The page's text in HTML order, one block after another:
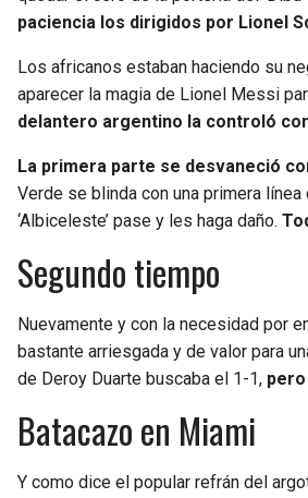
paciencia los dirigidos por Lionel
Los africanos estaban haciendo su
aparecer la magia de Lionel Messi
delantero argentino la controló
La primera parte se desvaneció
Verde se blinda con una primera
‘Albiceleste’ pase y les haga daño.
Segundo tiempo
Nuevamente y con la necesidad por
bastante arriesgada y de valor para
de Deroy Duarte buscaba el 1-1, pero
Batacazo en Miami
Y como dice el popular refrán del